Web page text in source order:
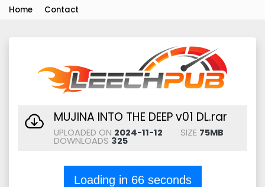
Home Contact
MUJINA INTO THE DEEP v01 DL.rar
UPLOADED ON 2024-11-12 SIZE 75MB
DOWNLOADS 325
Loading in 66seconds